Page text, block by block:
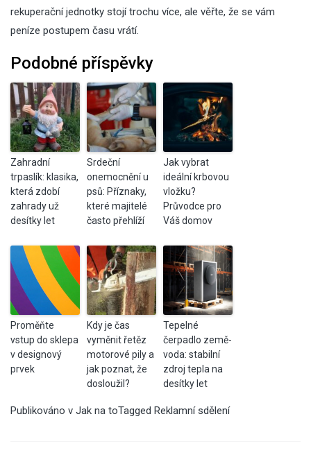
rekuperační jednotky stojí trochu více, ale věřte, že se vám
peníze postupem času vrátí.
Podobné příspěvky
Zahradní
trpaslík: klasika,
která zdobí
zahrady už
desítky let
Srdeční
onemocnění u
psů: Příznaky,
které majitelé
často přehlíží
Jak vybrat
ideální krbovou
vložku?
Průvodce pro
Váš domov
Proměňte
vstup do sklepa
v designový
prvek
Kdy je čas
vyměnit řetěz
motorové pily a
jak poznat, že
dosloužil?
Tepelné
čerpadlo země-
voda: stabilní
zdroj tepla na
desítky let
Publikováno v Jak na toTagged Reklamní sdělení